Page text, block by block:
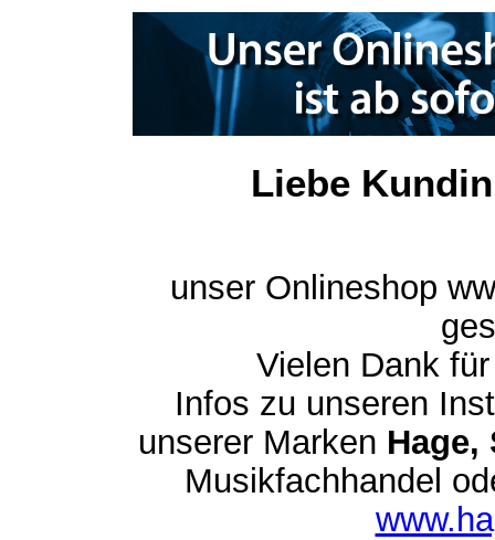
Liebe
unser Onlineshop
Vielen Dank
Infos zu unseren
unserer Marken Hage,
Musikfachhandel